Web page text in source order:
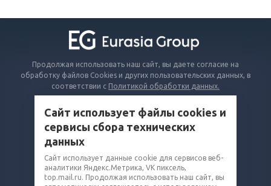
Продолжая использовать наш сайт, вы даете согласие на
обработку файлов Cookies и других пользовательских данных, в
соответствии с Политикой обработки данных.
КОМПАНИЯ
КОНТАКТЫ
Сайт использует файлы cookies и
сервисы сбора технических
данных
Сайт использует данные cookie для сервисов веб-
аналитики Яндекс.Метрика, VK пиксель,
top.mail.ru. Продолжая использовать наш сайт, вы